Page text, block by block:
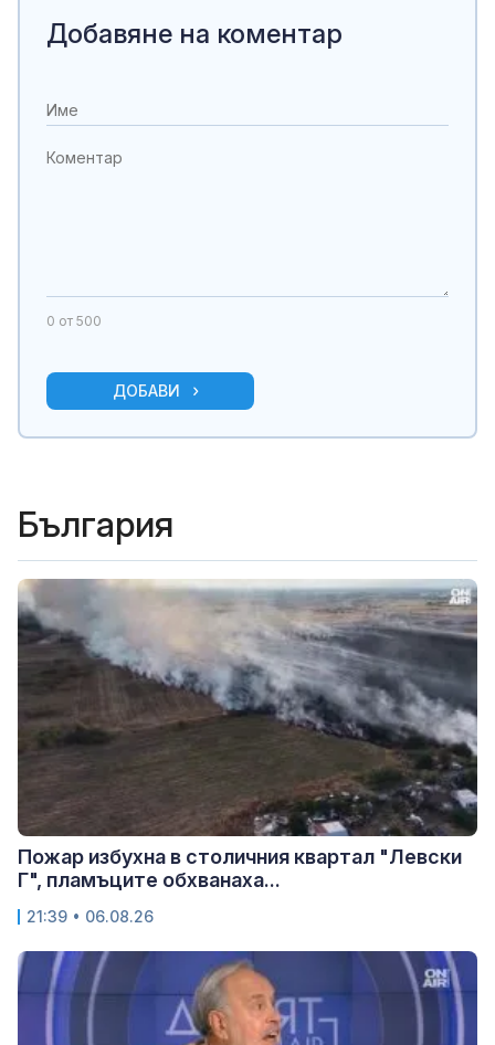
Добавяне на коментар
0 от 500
ДОБАВИ
България
Пожар избухна в столичния квартал "Левски
Г", пламъците обхванаха...
21:39 • 06.08.26